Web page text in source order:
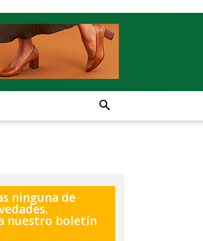
ninguna de
nuestro boletín